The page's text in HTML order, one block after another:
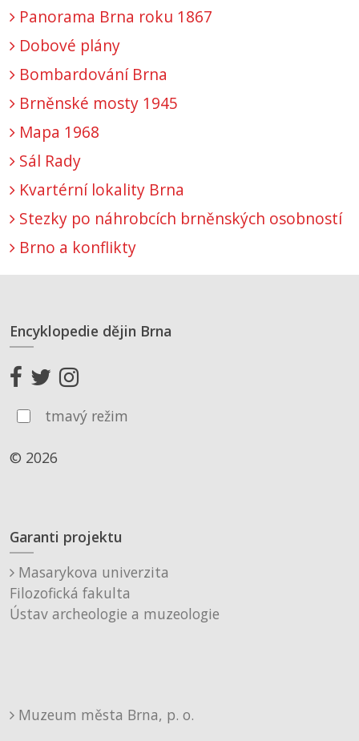
Panorama Brna roku 1867
Dobové plány
Bombardování Brna
Brněnské mosty 1945
Mapa 1968
Sál Rady
Kvartérní lokality Brna
Stezky po náhrobcích brněnských osobností
Brno a konflikty
Encyklopedie dějin Brna
tmavý režim
© 2026
Garanti projektu
Masarykova univerzita
Filozofická fakulta
Ústav archeologie a muzeologie
Muzeum města Brna, p. o.